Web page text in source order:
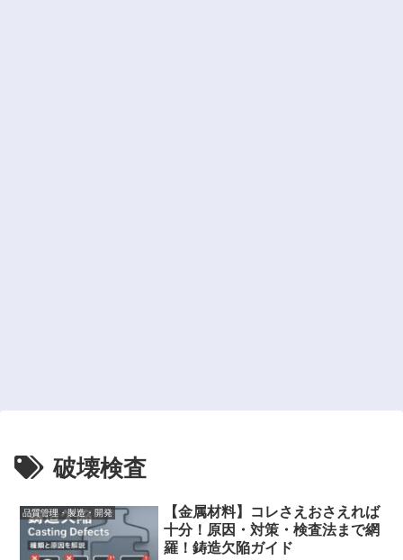
破壊検査
品質管理・製造・開発
【金属材料】コレさえおさえれば
十分！原因・対策・検査法まで網
羅！鋳造欠陥ガイド